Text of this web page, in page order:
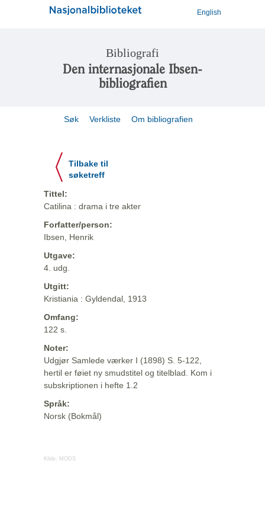
English
Bibliografi
Den internasjonale Ibsen-
bibliografien
Søk Verkliste Om bibliografien
Tilbake til
søketreff
Tittel:
Catilina : drama i tre akter
Forfatter/person:
Ibsen, Henrik
Utgave:
4. udg.
Utgitt:
Kristiania : Gyldendal, 1913
Omfang:
122 s.
Noter:
Udgjør Samlede værker I (1898) S. 5-122,
hertil er føiet ny smudstitel og titelblad. Kom i
subskriptionen i hefte 1.2
Språk:
Norsk (Bokmål)
Kilde: MODS